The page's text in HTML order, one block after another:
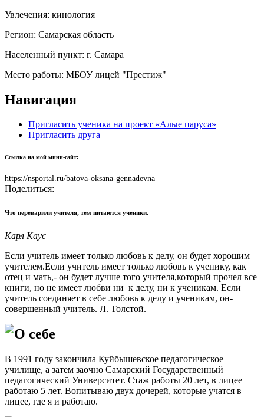
Увлечения: кинология
Регион: Самарская область
Населенный пункт: г. Самара
Место работы: МБОУ лицей "Престиж"
Навигация
Пригласить ученика на проект «Алые паруса»
Пригласить друга
Ссылка на мой мини-сайт:
https://nsportal.ru/batova-oksana-gennadevna
Поделиться:
Что переварили учителя, тем питаются ученики.
Карл Каус
Если учитель имеет только любовь к делу, он будет хорошим
учителем.Если учитель имеет только любовь к ученику, как
отец и мать,- он будет лучше того учителя,который прочел все
книги, но не имеет любви ни к делу, ни к ученикам. Если
учитель соединяет в себе любовь к делу и ученикам, он-
совершенный учитель. Л. Толстой.
О себе
В 1991 году закончила Куйбышевское педагогическое
училище, а затем заочно Самарский Государственный
педагогический Университет. Стаж работы 20 лет, в лицее
работаю 5 лет. Вопитываю двух дочерей, которые учатся в
лицее, где я и работаю.